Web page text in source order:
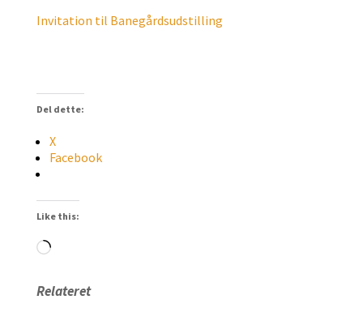
Invitation til Banegårdsudstilling
Del dette:
X
Facebook
Like this:
Loading…
Relateret